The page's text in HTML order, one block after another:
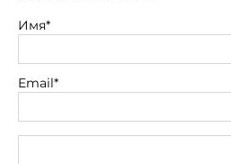
Имя*
Email*